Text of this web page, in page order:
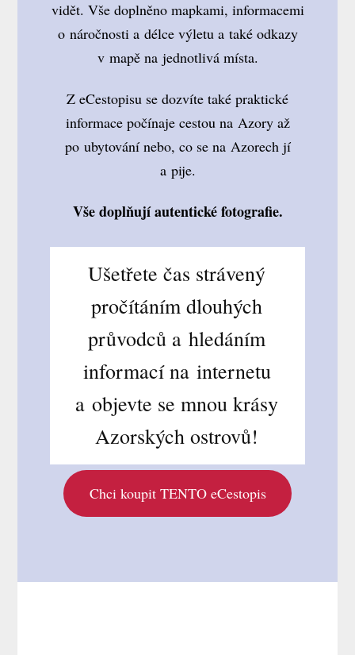
vidět. Vše doplněno mapkami, informacemi
o náročnosti a délce výletu a také odkazy
v mapě na jednotlivá místa.
Z eCestopisu se dozvíte také praktické
informace počínaje cestou na Azory až
po ubytování nebo, co se na Azorech jí
a pije.
Vše doplňují autentické fotografie.
Ušetřete čas strávený
pročítáním dlouhých
průvodců a hledáním
informací na internetu
a objevte se mnou krásy
Azorských ostrovů!
Chci koupit TENTO eCestopis